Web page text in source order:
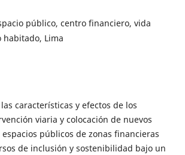
público, centro financiero, vida
habitado, Lima
características y efectos de los
viaria y colocación de nuevos
públicos de zonas financieras
de inclusión y sostenibilidad bajo un